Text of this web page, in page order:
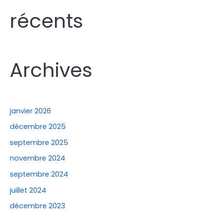
r
c
r
récents
Archives
janvier 2026
décembre 2025
septembre 2025
novembre 2024
septembre 2024
juillet 2024
décembre 2023